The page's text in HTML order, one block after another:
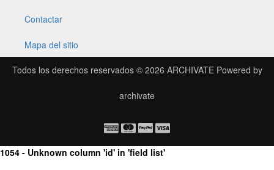
Contactar
Mapa del sitio
Todos los derechos reservados © 2026 ARCHIVATEPowered by
archivate
1054 - Unknown column 'id' in 'field list'